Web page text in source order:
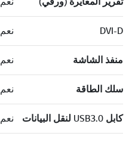
DVI-D نعم
منفذ الشاشة نعم
سلك الطاقة نعم
كابل USB3.0 لنقل البيانات نعم